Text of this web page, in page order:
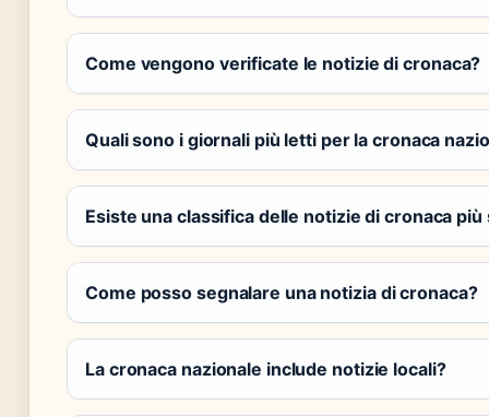
Come vengono verificate le notizie di cronaca?
Quali sono i giornali più letti per la cronaca
Esiste una classifica delle notizie di cronaca più
Come posso segnalare una notizia di cronaca?
La cronaca nazionale include notizie locali?